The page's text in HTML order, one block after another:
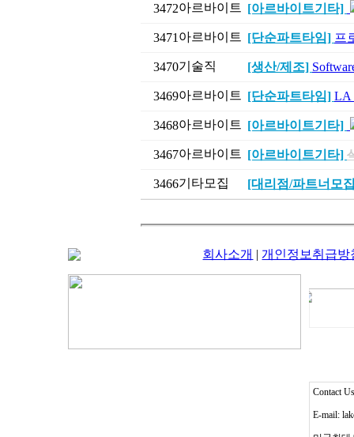
3472아르바이트 [아르바이트기타]
3471 아르바이트 [단순파트타임] 프
3470기술직 [생산/제조]
3469아르바이트 [단순파트타임] LA
3468아르바이트 [아르바이트기타]
3467아르바이트 [아르바이트기타]
3466기타모집 [대리점/파트너모
회사소개 |개인정보취급방
Contact
E-mail: